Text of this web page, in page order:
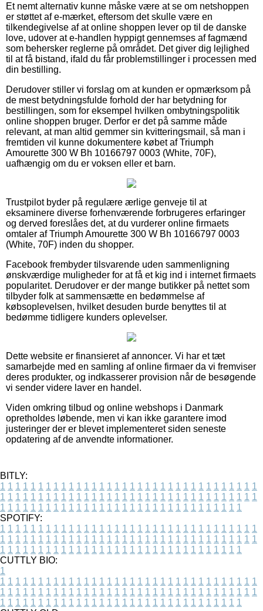
Et nemt alternativ kunne måske være at se om netshoppen
er støttet af e-mærket, eftersom det skulle være en
tilkendegivelse af at online shoppen lever op til de danske
love, udover at e-handlen hyppigt gennemses af fagmænd
som behersker reglerne på området. Det giver dig lejlighed
til at få bistand, ifald du får problemstillinger i processen med
din bestilling.
Derudover stiller vi forslag om at kunden er opmærksom på
de mest betydningsfulde forhold der har betydning for
bestillingen, som for eksempel hvilken ombytningspolitik
online shoppen bruger. Derfor er det på samme måde
relevant, at man altid gemmer sin kvitteringsmail, så man i
fremtiden vil kunne dokumentere købet af Triumph
Amourette 300 W Bh 10166797 0003 (White, 70F),
uafhængig om du er voksen eller et barn.
Trustpilot byder på regulære ærlige genveje til at
eksaminere diverse forhenværende forbrugeres erfaringer
og derved foreslåes det, at du vurderer online firmaets
omtaler af Triumph Amourette 300 W Bh 10166797 0003
(White, 70F) inden du shopper.
Facebook frembyder tilsvarende uden sammenligning
ønskværdige muligheder for at få et kig ind i internet firmaets
popularitet. Derudover er der mange butikker på nettet som
tilbyder folk at sammensætte en bedømmelse af
købsoplevelsen, hvilket desuden burde benyttes til at
bedømme tidligere kunders oplevelser.
Dette website er finansieret af annoncer. Vi har et tæt
samarbejde med en samling af online firmaer da vi fremviser
deres produkter, og indkasserer provision når de besøgende
vi sender videre laver en handel.
Viden omkring tilbud og online webshops i Danmark
opretholdes løbende, men vi kan ikke garantere imod
justeringer der er blevet implementeret siden seneste
opdatering af de anvendte informationer.
BITLY:
1 1 1 1 1 1 1 1 1 1 1 1 1 1 1 1 1 1 1 1 1 1 1 1 1 1 1 1 1 1 1 1 1 1
1 1 1 1 1 1 1 1 1 1 1 1 1 1 1 1 1 1 1 1 1 1 1 1 1 1 1 1 1 1 1 1 1 1
1 1 1 1 1 1 1 1 1 1 1 1 1 1 1 1 1 1 1 1 1 1 1 1 1 1 1 1 1 1 1 1
SPOTIFY:
1 1 1 1 1 1 1 1 1 1 1 1 1 1 1 1 1 1 1 1 1 1 1 1 1 1 1 1 1 1 1 1 1 1
1 1 1 1 1 1 1 1 1 1 1 1 1 1 1 1 1 1 1 1 1 1 1 1 1 1 1 1 1 1 1 1 1 1
1 1 1 1 1 1 1 1 1 1 1 1 1 1 1 1 1 1 1 1 1 1 1 1 1 1 1 1 1 1 1 1
CUTTLY BIO:
1
1 1 1 1 1 1 1 1 1 1 1 1 1 1 1 1 1 1 1 1 1 1 1 1 1 1 1 1 1 1 1 1 1 1
1 1 1 1 1 1 1 1 1 1 1 1 1 1 1 1 1 1 1 1 1 1 1 1 1 1 1 1 1 1 1 1 1 1
1 1 1 1 1 1 1 1 1 1 1 1 1 1 1 1 1 1 1 1 1 1 1 1 1 1 1 1 1 1 1 1